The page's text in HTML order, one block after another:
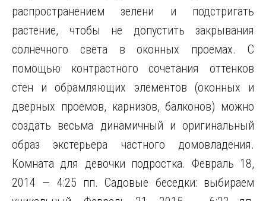
распространением зелени и подстригать
растение, чтобы не допустить закрывания
солнечного света в оконных проемах. С
помощью контрастного сочетания оттенков
стен и обрамляющих элементов (оконных и
дверных проемов, карнизов, балконов) можно
создать весьма динамичный и оригинальный
образ экстерьера частного домовладения.
Комната для девочки подростка. Февраль 18,
2014 — 4:25 пп. Садовые беседки: выбираем